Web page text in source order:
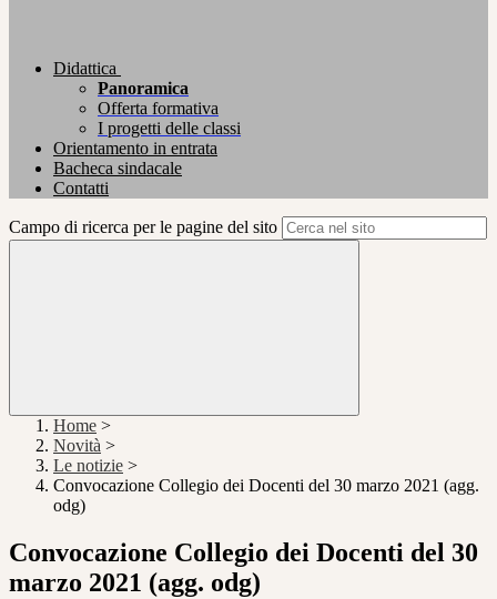
Didattica
Panoramica
Offerta formativa
I progetti delle classi
Orientamento in entrata
Bacheca sindacale
Contatti
Campo di ricerca per le pagine del sito
Home >
Novità >
Le notizie >
Convocazione Collegio dei Docenti del 30 marzo 2021 (agg.
odg)
Convocazione Collegio dei Docenti del 30
marzo 2021 (agg. odg)